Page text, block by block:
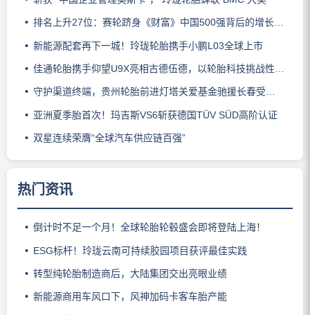
排名上升27位：赛轮跻身《财富》中国500强背后的增长逻辑
新能源配套再下一城！玲珑轮胎携手小鹏L03全球上市
佳通轮胎携手仰望U9X亮相古德伍德，以轮胎科技挑战性能边界
守护渠道终端，贵州轮胎前进灯塔关爱基金驰援长春受灾门店
亚洲夏季胎首次！玛吉斯VS6斩获德国TÜV SÜD高阶认证
双星连续荣膺“全球汽车供应链百强”
热门资讯
倒计时不足一个月！全球轮胎轮毂盛会即将登陆上海！
ESG标杆！玲珑云南可持续胶园项目获评最佳实践
转型纯轮胎制造商后，大陆集团交出亮眼业绩
新能源商用车风口下，风神加码卡客车胎产能